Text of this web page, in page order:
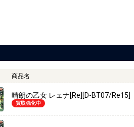
商品名
晴朗の乙女 レェナ[Re][D-BT07/Re15]
買取強化中